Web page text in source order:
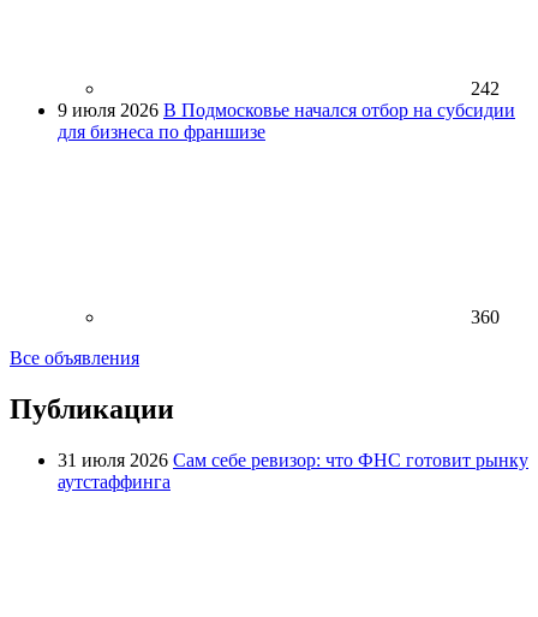
242
9 июля 2026 В Подмосковье начался отбор на субсидии
для бизнеса по франшизе
360
Все объявления
Публикации
31 июля 2026 Сам себе ревизор: что ФНС готовит рынку
аутстаффинга